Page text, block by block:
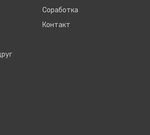
Соработка
Контакт